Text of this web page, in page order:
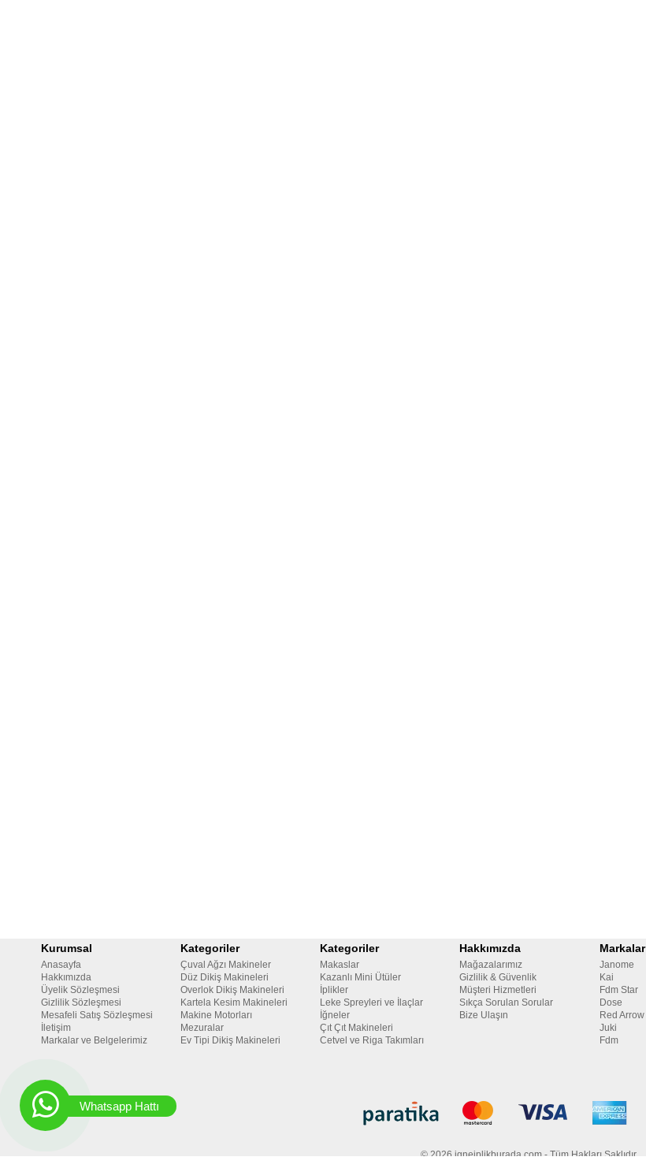
Kurumsal
Anasayfa
Hakkımızda
Üyelik Sözleşmesi
Gizlilik Sözleşmesi
Mesafeli Satış Sözleşmesi
İletişim
Markalar ve Belgelerimiz
Kategoriler
Çuval Ağzı Makineler
Düz Dikiş Makineleri
Overlok Dikiş Makineleri
Kartela Kesim Makineleri
Makine Motorları
Mezuralar
Ev Tipi Dikiş Makineleri
Kategoriler
Makaslar
Kazanlı Mini Ütüler
İplikler
Leke Spreyleri ve İlaçlar
İğneler
Çıt Çıt Makineleri
Cetvel ve Riga Takımları
Hakkımızda
Mağazalarımız
Gizlilik & Güvenlik
Müşteri Hizmetleri
Sıkça Sorulan Sorular
Bize Ulaşın
Markalar
Janome
Kai
Fdm Star
Dose
Red Arrow
Juki
Fdm
© 2026 igneiplikburada.com - Tüm Hakları Saklıdır.
Whatsapp Hattı